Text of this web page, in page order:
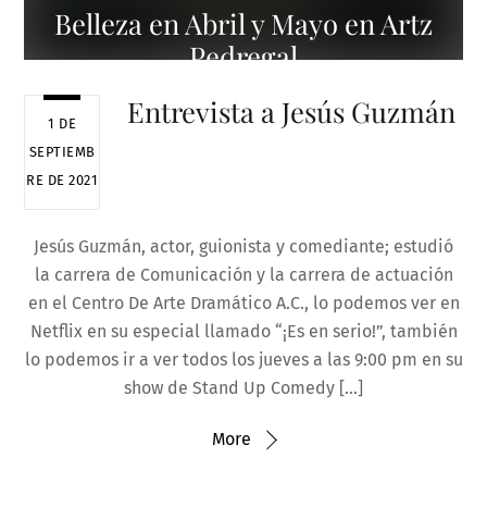
Belleza en Abril y Mayo en Artz
Pedregal
1 DE
SEPTIEMB
RE DE 2021
Entrevista a Jesús Guzmán
Jesús Guzmán, actor, guionista y comediante; estudió
la carrera de Comunicación y la carrera de actuación
en el Centro De Arte Dramático A.C., lo podemos ver en
Netflix en su especial llamado “¡Es en serio!”, también
lo podemos ir a ver todos los jueves a las 9:00 pm en su
show de Stand Up Comedy […]
More